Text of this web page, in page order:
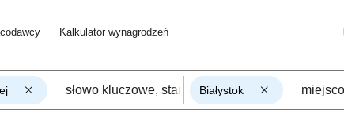
Kalkulator wynagrodzeń
Białystok